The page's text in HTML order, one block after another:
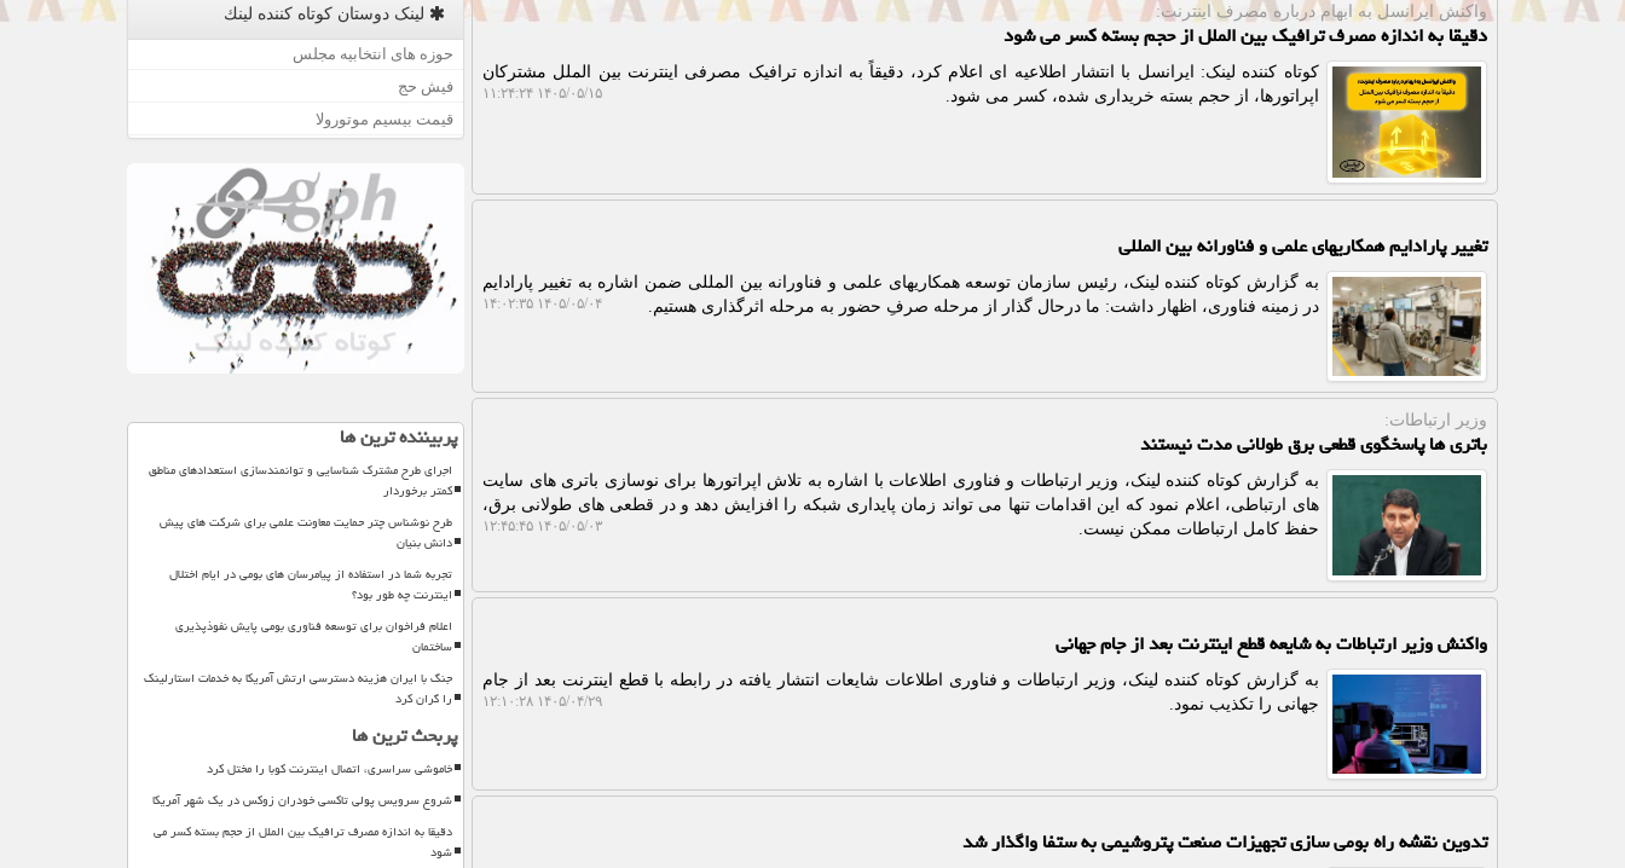
واكنش ایرانسل به ابهام درباره مصرف اینترنت:
دقیقا به اندازه مصرف ترافیک بین الملل از حجم بسته کسر می شود
کوتاه کننده لینک: ایرانسل با انتشار اطلاعیه ای اعلام کرد، دقیقاً به اندازه ترافیک مصرفی اینترنت بین الملل مشترکان
اپراتورها، از حجم بسته خریداری شده، کسر می شود.
۱۴۰۵/۰۵/۱۵ ۱۱:۲۴:۲۴
تغییر پارادایم همکاریهای علمی و فناورانه بین المللی
به گزارش کوتاه کننده لینک، رئیس سازمان توسعه همکاریهای علمی و فناورانه بین المللی ضمن اشاره به تغییر پارادایم
در زمینه فناوری، اظهار داشت: ما درحال گذار از مرحله صرفِ حضور به مرحله اثرگذاری هستیم.
۱۴۰۵/۰۵/۰۴ ۱۴:۰۲:۳۵
وزیر ارتباطات:
باتری ها پاسخگوی قطعی برق طولانی مدت نیستند
به گزارش کوتاه کننده لینک، وزیر ارتباطات و فناوری اطلاعات با اشاره به تلاش اپراتورها برای نوسازی باتری های سایت
های ارتباطی، اعلام نمود که این اقدامات تنها می تواند زمان پایداری شبکه را افزایش دهد و در قطعی های طولانی برق،
حفظ کامل ارتباطات ممکن نیست.
۱۴۰۵/۰۵/۰۳ ۱۲:۴۵:۴۵
واکنش وزیر ارتباطات به شایعه قطع اینترنت بعد از جام جهانی
به گزارش کوتاه کننده لینک، وزیر ارتباطات و فناوری اطلاعات شایعات انتشار یافته در رابطه با قطع اینترنت بعد از جام
جهانی را تکذیب نمود.
۱۴۰۵/۰۴/۲۹ ۱۲:۱۰:۲۸
تدوین نقشه راه بومی سازی تجهیزات صنعت پتروشیمی به ستفا واگذار شد
لینک دوستان كوتاه كننده لینك
حوزه های انتخابیه مجلس
فیش حج
قیمت بیسیم موتورولا
پربیننده ترین ها
اجرای طرح مشترک شناسایی و توانمندسازی استعدادهای مناطق
کمتر برخوردار
طرح نوشناس چتر حمایت معاونت علمی برای شرکت های پیش
دانش بنیان
تجربه شما در استفاده از پیامرسان های بومی در ایام اختلال
اینترنت چه طور بود؟
اعلام فراخوان برای توسعه فناوری بومی پایش نفوذپذیری
ساختمان
جنگ با ایران هزینه دسترسی ارتش آمریکا به خدمات استارلینک
را گران کرد
پربحث ترین ها
خاموشی سراسری، اتصال اینترنت کوبا را مختل کرد
شروع سرویس پولی تاکسی خودران زوکس در یک شهر آمریکا
دقیقا به اندازه مصرف ترافیک بین الملل از حجم بسته کسر می
شود